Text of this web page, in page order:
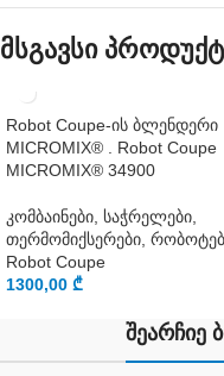
მსგავსი
Robot Coupe-ის ბლენდერი
MICROMIX® . Robot Coupe
MICROMIX® 34900
კომბაინები, საჭრელები,
თერმომიქსერები,
Robot Coupe
1300,00 ₾
შეარჩიე